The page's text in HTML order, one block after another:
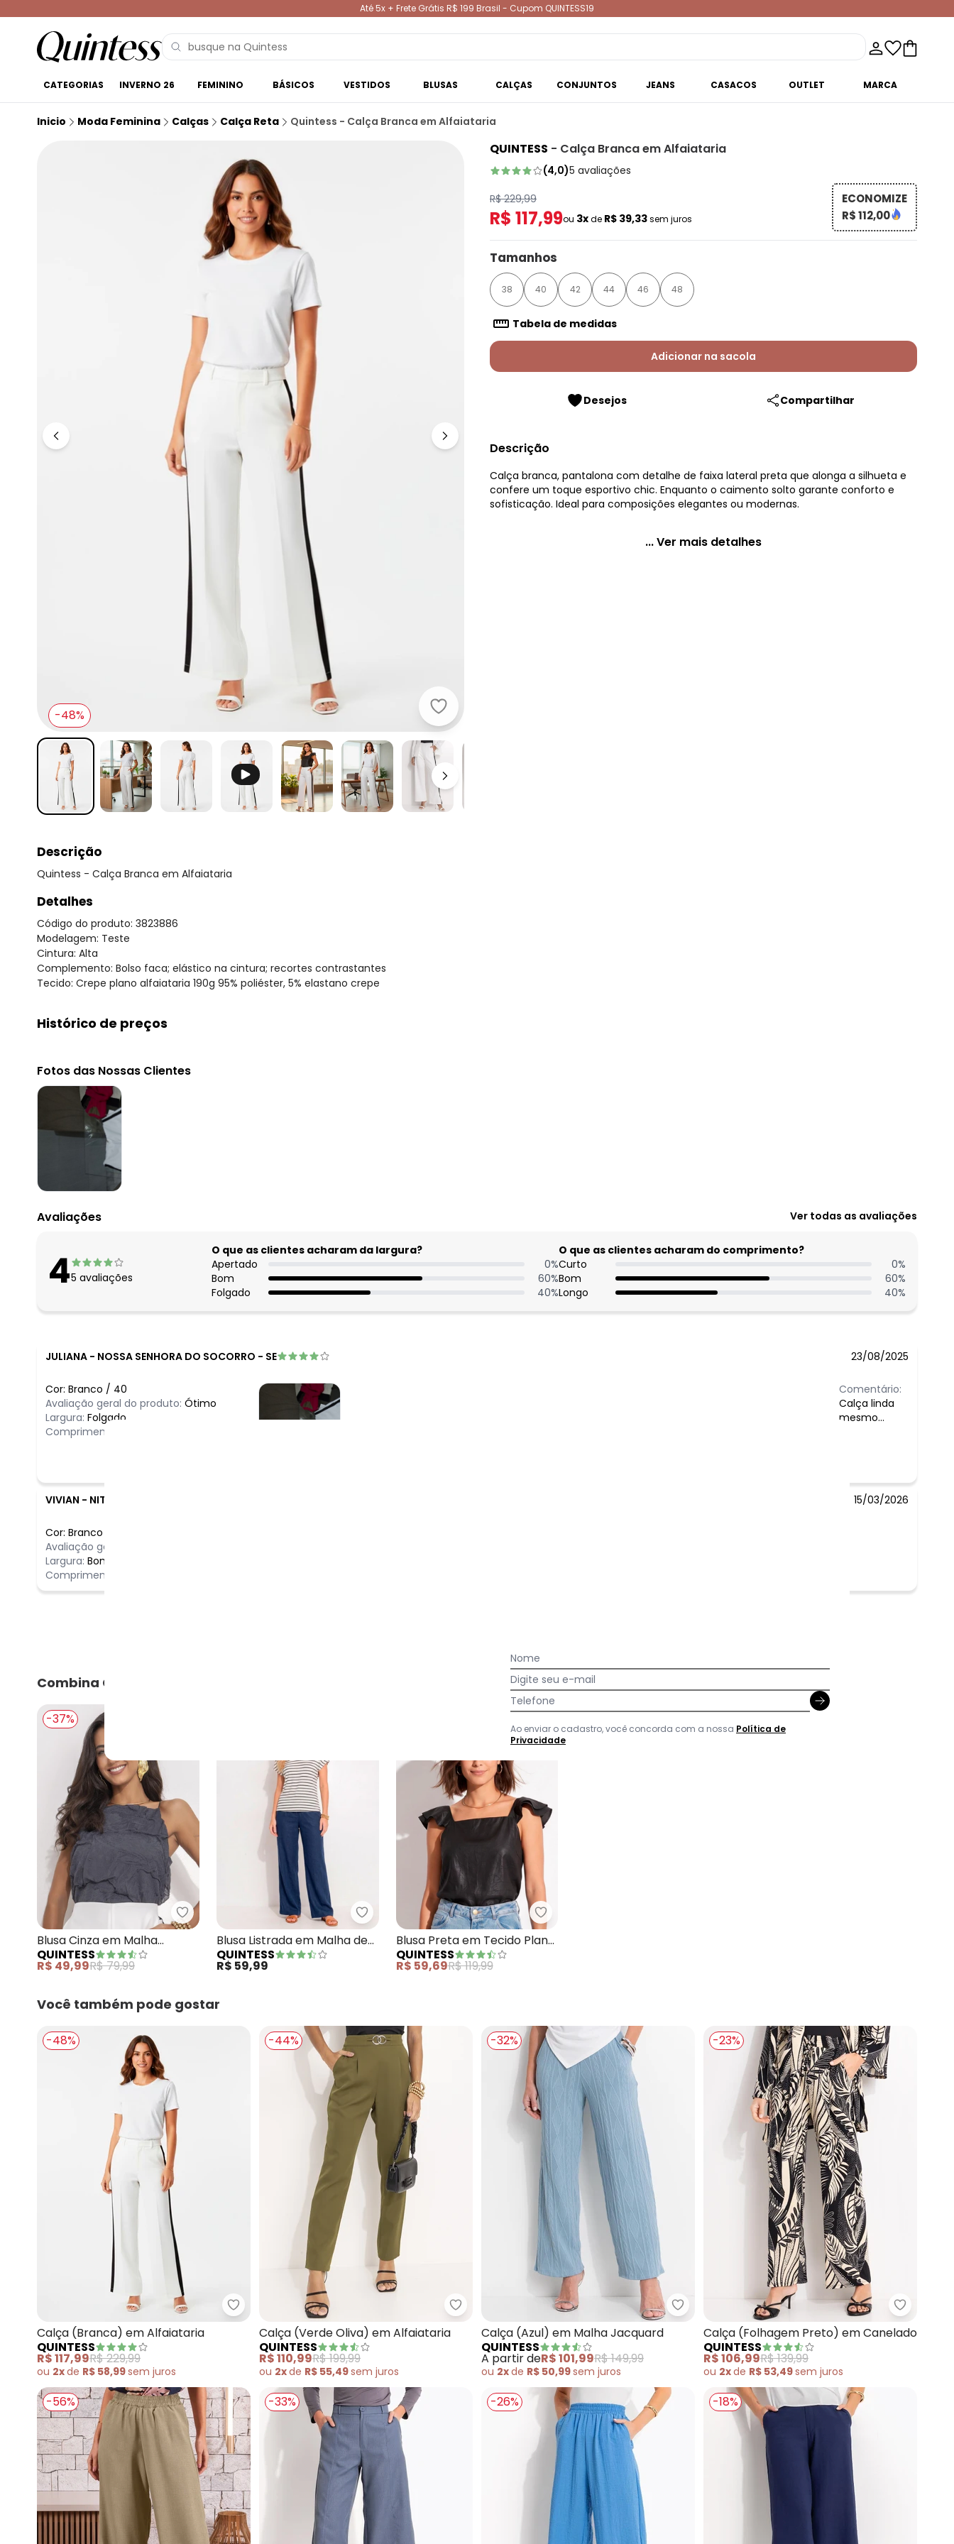
Até 5x + Frete Grátis R$ 199 Brasil - Cupom QUINTESS19
CATEGORIAS INVERNO 26 FEMININO BÁSICOS VESTIDOS BLUSAS CALÇAS CONJUNTOS JEANS CASACOS OUTLET MARCA
Inicio Moda Feminina Calças Calça Reta Quintess - Calça Branca em Alfaiataria
Quintess - Calça Branca em Alfaiataria
-48%
QUINTESS - Calça Branca em Alfaiataria
(4,0)5 avaliações
R$ 229,99
R$ 117,99ou 3xde R$ 39,33sem juros
ECONOMIZE
R$ 112,00
Tamanhos
38 40 42 44 46 48
Tabela de medidas
Adicionar na sacola
Desejos Compartilhar
Descrição
Calça branca, pantalona com detalhe de faixa lateral preta que alonga a silhueta e
confere um toque esportivo chic. Enquanto o caimento solto garante conforto e
sofisticação. Ideal para composições elegantes ou modernas.
... Ver mais detalhes
Descrição
Quintess - Calça Branca em Alfaiataria
Detalhes
Código do produto: 3823886
Modelagem: Teste
Cintura: Alta
Complemento: Bolso faca; elástico na cintura; recortes contrastantes
Tecido: Crepe plano alfaiataria 190g 95% poliéster, 5% elastano crepe
Histórico de preços
agosto/2026
julho/2026
junho/2026
maio/2026
abril/2026
fevereiro/2026
Fotos das Nossas Clientes
Avaliações Ver todas as avaliações
45 avaliações
O que as clientes acharam da largura?
Apertado
0%
Bom
60%
Folgado
40%
O que as clientes acharam do comprimento?
Curto
0%
Bom
60%
Longo
40%
JULIANA - NOSSA SENHORA DO SOCORRO - SE 23/08/2025
Cor: Branco / 40
Avaliação geral do produto: Ótimo
Largura: Folgado
Comprimento:
Comentário:
Calça linda
mesmo...
VIVIAN - NITEROI - RJ 15/03/2026
Cor: Branco
Avaliação geral do produto:
Largura: Bom
Comprimento:
Combina Com
-37%
Quintess - Blusa Cinza em Malha Jacquard
Blusa Cinza em Malha
Jacquard
QUINTESS
R$ 49,99R$ 79,99
Quintess - Blusa Listrada em Malha de Viscose
Blusa Listrada em Malha de
Viscose
QUINTESS
R$ 59,99
Quintess - Blusa Preta em Tecido Plano de Viscose
Blusa Preta em Tecido Plano
de Viscose
QUINTESS
R$ 59,69R$ 119,99
Você também pode gostar
-48%
Quintess - Calça (Branca) em Alfaiataria
Calça (Branca) em Alfaiataria
QUINTESS
R$ 117,99R$ 229,99
ou 2xde R$ 58,99sem juros
-44%
Quintess - Calça (Verde Oliva) em Alfaiataria
Calça (Verde Oliva) em Alfaiataria
QUINTESS
R$ 110,99R$ 199,99
ou 2xde R$ 55,49sem juros
-32%
Quintess - Calça (Azul) em Malha Jacquard
Calça (Azul) em Malha Jacquard
QUINTESS
A partir deR$ 101,99R$ 149,99
ou 2xde R$ 50,99sem juros
-23%
Quintess
Calça (Folhagem Preto) em Canelado
QUINTESS
R$ 106,99R$ 139,99
ou 2xde R$ 53,49sem juros
-56% -33% -26% -18%
Nome
Digite seu e-mail
Telefone
Ao enviar o cadastro, você concorda com a nossa Política de
Privacidade